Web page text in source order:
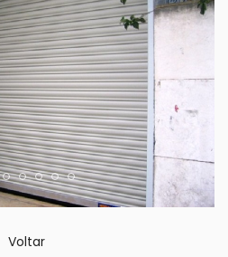
Voltar